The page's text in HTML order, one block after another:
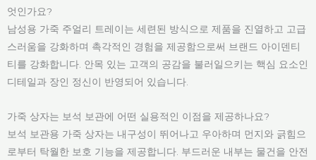
엇인가요?
남성용 가죽 주얼리 트레이는 세련된 방식으로 제품을 진열하고 고급
스러움을 강화하며 촉각적인 경험을 제공함으로써 브랜드 아이덴티
티를 강화합니다. 안목 있는 고객의 공감을 불러일으키는 핵심 요소인
디테일과 장인 정신이 반영되어 있습니다.
가죽 상자는 보석 보관에 어떤 실용적인 이점을 제공하나요?
보석 보관용 가죽 상자는 내구성이 뛰어나고 우아하며 먼지와 긁힘으
로부터 탁월한 보호 기능을 제공합니다. 부드러운 내부는 물건을 안전